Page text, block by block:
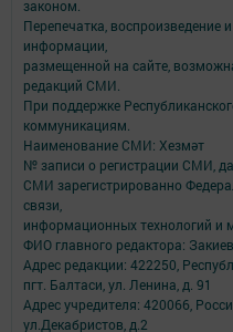
законом.
Перепечатка,
информации,
размещенной на сайте,
редакций СМИ.
При поддержке
коммуникациям.
Наименование СМИ: Хезмәт
№ записи о регистрации СМИ,
СМИ зарегистрированно
связи,
информационных технологий и
ФИО главного редактора:
Адрес редакции: 422250,
пгт. Балтаси, ул. Ленина, д. 91
Адрес учредителя: 420066,
ул.Декабристов, д.2